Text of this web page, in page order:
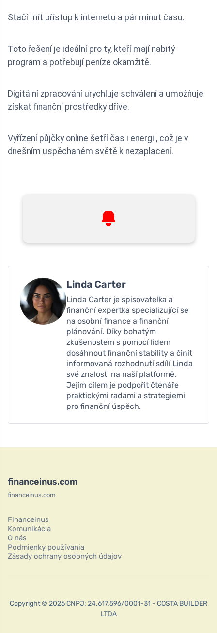
Stačí mít přístup k internetu a pár minut času.
Toto řešení je ideální pro ty, kteří mají nabitý
program a potřebují peníze okamžitě.
Digitální zpracování urychluje schválení a umožňuje
získat finanční prostředky dříve.
Vyřízení půjčky online šetří čas i energii, což je v
dnešním uspěchaném světě k nezaplacení.
Linda Carter
Linda Carter je spisovatelka a
finanční expertka specializující se
na osobní finance a finanční
plánování. Díky bohatým
zkušenostem s pomocí lidem
dosáhnout finanční stability a činit
informovaná rozhodnutí sdílí Linda
své znalosti na naší platformě.
Jejím cílem je podpořit čtenáře
praktickými radami a strategiemi
pro finanční úspěch.
financeinus.com
financeinus.com
Financeinus
Komunikácia
O nás
Podmienky používania
Zásady ochrany osobných údajov
Copyright © 2026 CNPJ: 24.617.596/0001-31 - COSTA BUILDER
LTDA